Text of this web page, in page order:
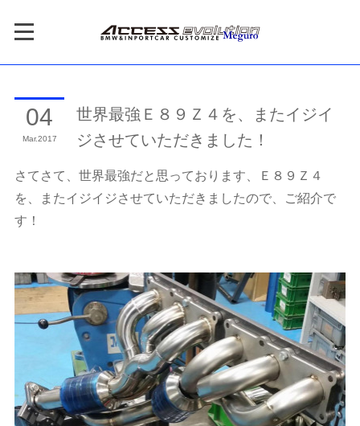
04
Mar 2017
世界最強Ｅ８９Ｚ４を、またイジイ
ジさせていただきました！
さてさて、世界最強だと思っております、Ｅ８９Ｚ４
を、またイジイジさせていただきましたので、ご紹介で
す！